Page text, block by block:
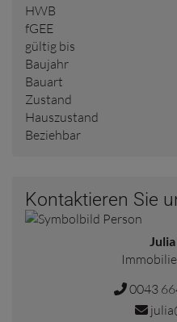
HWB
fGEE
gültig bis
Baujahr
Bauart
Zustand
Hauszustand
Beziehbar
Kontaktieren Sie
0043